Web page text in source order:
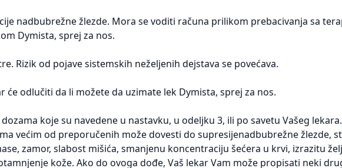
nadbubrežne žlezde. Mora se voditi računa prilikom prebacivanja sa
Dymista, sprej za nos.
Rizik od pojave sistemskih neželjenih dejstava se povećava.
će odlučiti da li možete da uzimate lek Dymista, sprej za nos.
koje su navedene u nastavku, u odeljku 3, ili po savetu Vašeg
većim od preporučenih može dovesti do supresijenadbubrežne žlezde,
zamor, slabost mišića, smanjenu koncentraciju šećera u krvi, izrazitu
kože. Ako do ovoga dođe, Vaš lekar Vam može propisati neki